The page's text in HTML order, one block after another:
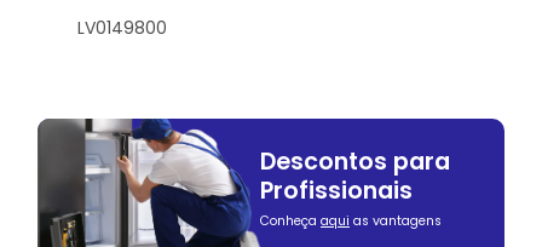
LV0149800
Descontos para
Profissionais
Conheça aqui as vantagens